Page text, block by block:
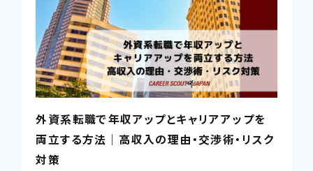
TEL.03-4580-6150
この条件で検索する
条件をリセットする
外資系転職で年収アップとキャリアアップを
両立する方法｜高収入の理由・交渉術・リスク
対策